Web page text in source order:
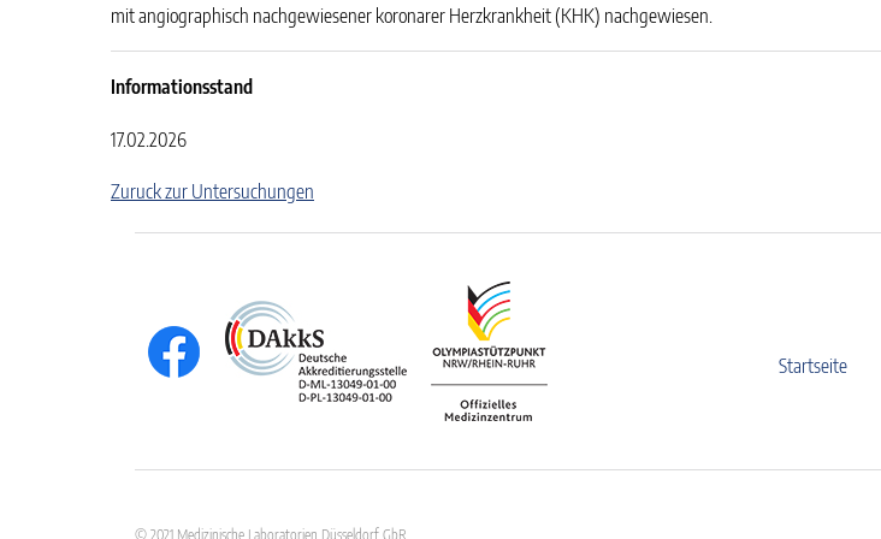
mit angiographisch nachgewiesener koronarer Herzkrankheit (KHK) nachgewiesen.
Informationsstand
17.02.2026
Zuruck zur Untersuchungen
Startseite
© 2021 Medizinische Laboratorien Düsseldorf GbR